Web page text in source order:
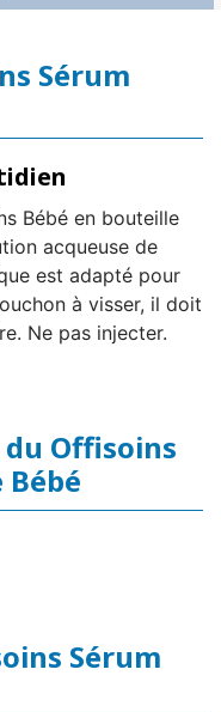
Sérum
Bébé en bouteille
acqueuse de
est adapté pour
à visser, il doit
Ne pas injecter.
Offisoins
Sérum